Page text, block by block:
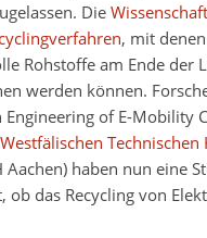
DieWissenschaft
, mit
Rohstoffe am Ende der
werden können.
of E-Mobility
Technischen
Aachen) haben nun eine
ob das Recycling von